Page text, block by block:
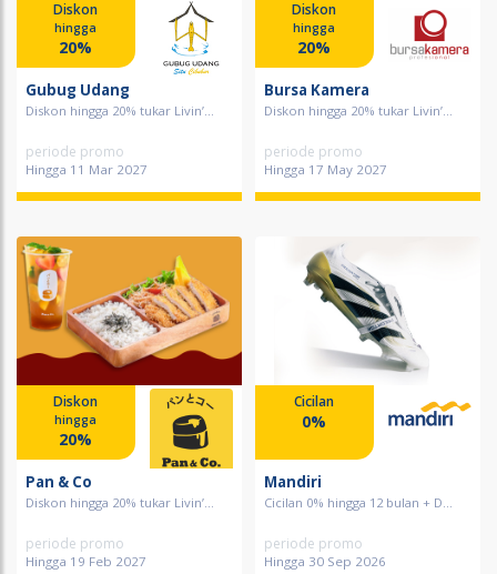
Diskon
hingga
20%
Gubug Udang
Diskon hingga 20% tukar Livin’...
periode promo
Hingga 11 Mar 2027
Diskon
hingga
20%
Bursa Kamera
Diskon hingga 20% tukar Livin’...
periode promo
Hingga 17 May 2027
Diskon
hingga
20%
Pan & Co
Diskon hingga 20% tukar Livin’...
periode promo
Hingga 19 Feb 2027
Cicilan
0%
Mandiri
Cicilan 0% hingga 12 bulan + D...
periode promo
Hingga 30 Sep 2026